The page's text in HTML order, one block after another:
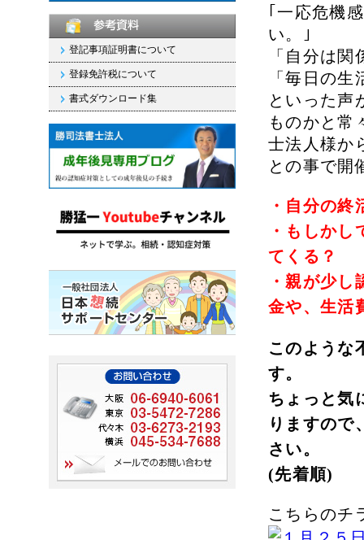
登記事項証明書について
登録免許税について
書式ダウンロード集
｢一応危機
い。｣
「自分は
「毎日の
といった声
ものかと常
士法人様か
との事で開
・自分の
・もしか
てくる？
・親が少
金や、生活
このような
す。
ちょっと気
りますので
さい。
(先着順)
こちらのチ